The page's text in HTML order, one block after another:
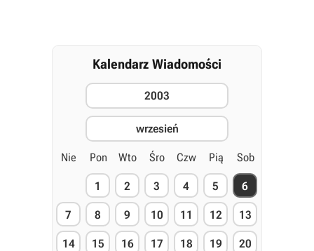
Kalendarz Wiadomości
2003
wrzesień
Nie Pon Wto Śro Czw Pią Sob
1 2 3 4 5 6
7 8 9 10 11 12 13
14 15 16 17 18 19 20